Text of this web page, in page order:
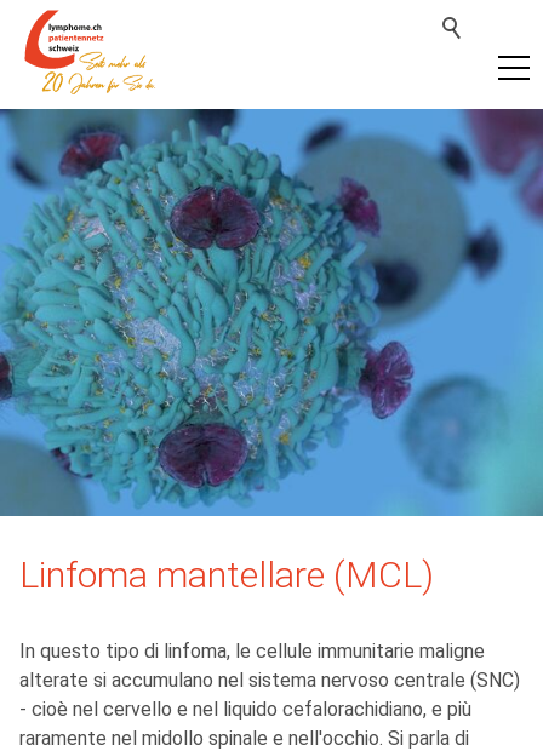
Linfoma mantellare (MCL)
In questo tipo di linfoma, le cellule immunitarie maligne
alterate si accumulano nel sistema nervoso centrale (SNC)
- cioè nel cervello e nel liquido cefalorachidiano, e più
raramente nel midollo spinale e nell'occhio. Si parla di